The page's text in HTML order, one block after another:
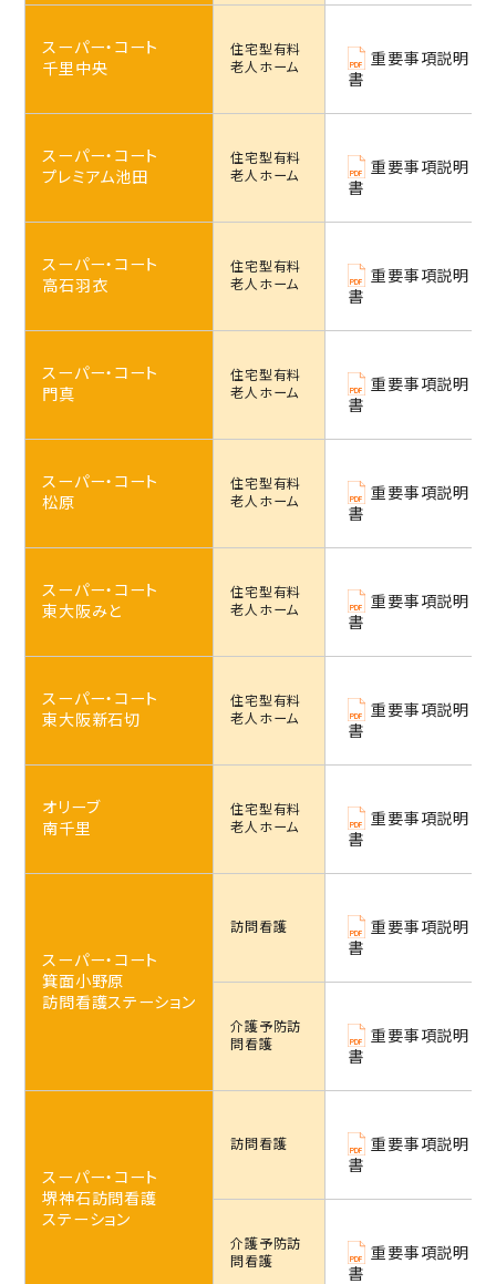
スーパー・コート
千里中央
住宅型有料
老人ホーム
重要事項説明
書
スーパー・コート
プレミアム池田
住宅型有料
老人ホーム
重要事項説明
書
スーパー・コート
高石羽衣
住宅型有料
老人ホーム
重要事項説明
書
スーパー・コート
門真
住宅型有料
老人ホーム
重要事項説明
書
スーパー・コート
松原
住宅型有料
老人ホーム
重要事項説明
書
スーパー・コート
東大阪みと
住宅型有料
老人ホーム
重要事項説明
書
スーパー・コート
東大阪新石切
住宅型有料
老人ホーム
重要事項説明
書
オリーブ
南千里
住宅型有料
老人ホーム
重要事項説明
書
スーパー・コート
箕面小野原
訪問看護ステーション
訪問看護
重要事項説明
書
介護予防訪
問看護
重要事項説明
書
スーパー・コート
堺神石訪問看護
ステーション
訪問看護
重要事項説明
書
介護予防訪
問看護
重要事項説明
書